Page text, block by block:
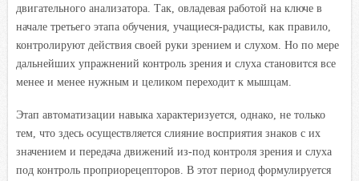
двигательного анализатора. Так, овладевая работой на ключе в
начале третьего этапа обучения, учащиеся-радисты, как правило,
контролируют действия своей руки зрением и слухом. Но по мере
дальнейших упражнений контроль зрения и слуха становится все
менее и менее нужным и целиком переходит к мышцам.
Этап автоматизации навыка характеризуется, однако, не только
тем, что здесь осуществляется слияние восприятия знаков с их
значением и передача движений из-под контроля зрения и слуха
под контроль проприорецепторов. В этот период формулируется